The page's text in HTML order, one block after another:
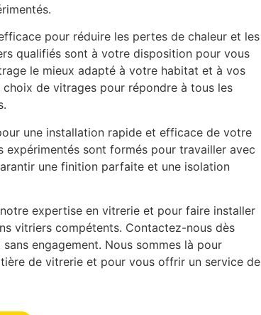
pour réduire les pertes de chaleur et les
qualifiés sont à votre disposition pour vous
le mieux adapté à votre habitat et à vos
choix de vitrages pour répondre à tous les
une installation rapide et efficace de votre
sont formés pour travailler avec
une finition parfaite et une isolation
expertise en vitrerie et pour faire installer
vitriers compétents. Contactez-nous dès
engagement. Nous sommes là pour
de vitrerie et pour vous offrir un service de